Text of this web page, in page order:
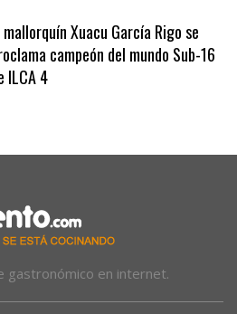
mallorquín Xuacu García Rigo se
campeón del mundo Sub-16
ILCA 4
gastronómico en internet.